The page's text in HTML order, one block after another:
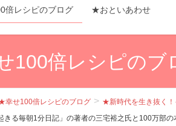
倍レシピのブログ ★おといあわせ
100倍レシピのブ
幸せ100倍レシピのブログ
★新時代を生き抜く
きる毎朝1分日記」の著者の三宅裕之氏と100万部